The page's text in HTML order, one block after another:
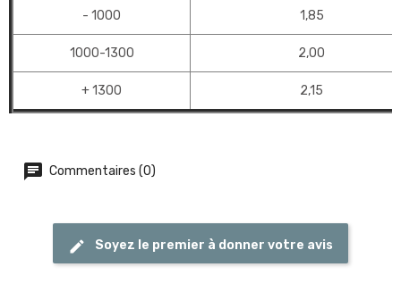
- 1000
1,85
1000-1300 2,00
+ 1300 2,15
Commentaires (0)
Soyez le premier à donner votre avis